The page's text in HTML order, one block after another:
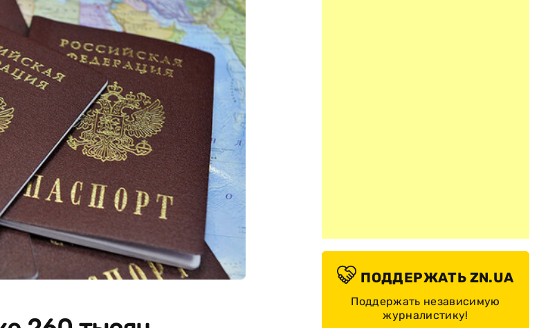
ПОДДЕРЖАТЬ ZN.UA
Поддержать независимую
журналистику!